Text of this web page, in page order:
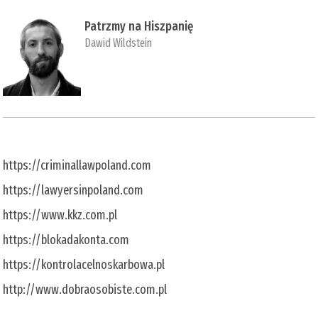
Patrzmy na Hiszpanię
Dawid Wildstein
https://criminallawpoland.com
https://lawyersinpoland.com
https://www.kkz.com.pl
https://blokadakonta.com
https://kontrolacelnoskarbowa.pl
http://www.dobraosobiste.com.pl